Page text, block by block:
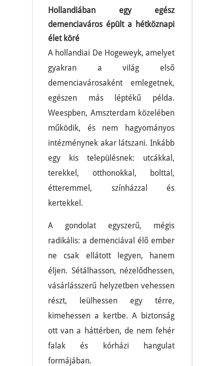
Hollandiában egy egész
demenciaváros épült a hétköznapi
élet köré
A hollandiai De Hogeweyk, amelyet
gyakran a világ első
demenciavárosaként emlegetnek,
egészen más léptékű példa.
Weespben, Amszterdam közelében
működik, és nem hagyományos
intézménynek akar látszani. Inkább
egy kis településnek: utcákkal,
terekkel, otthonokkal, bolttal,
étteremmel, színházzal és
kertekkel.
A gondolat egyszerű, mégis
radikális: a demenciával élő ember
ne csak ellátott legyen, hanem
éljen. Sétálhasson, nézelődhessen,
vásárlásszerű helyzetben vehessen
részt, leülhessen egy térre,
kimehessen a kertbe. A biztonság
ott van a háttérben, de nem fehér
falak és kórházi hangulat
formájában.